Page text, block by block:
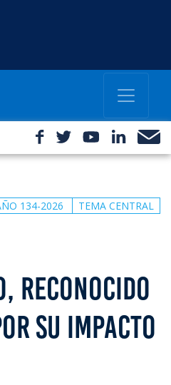
134-2026 TEMA CENTRAL
RECONOCIDO
SU IMPACTO